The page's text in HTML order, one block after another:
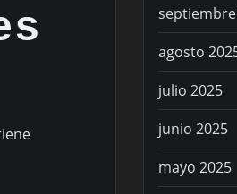
agosto
julio 2025
junio 2025
mayo 2025